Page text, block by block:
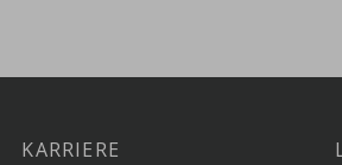
KARRIERE